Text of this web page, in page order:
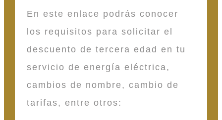
En este enlace podrás conocer
los requisitos para solicitar el
descuento de tercera edad en tu
servicio de energía eléctrica,
cambios de nombre, cambio de
tarifas, entre otros: